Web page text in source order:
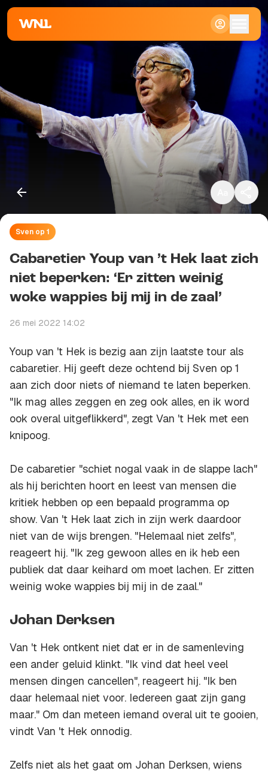
Klein
Standaard
Groot
Sven op 1
Cabaretier Youp van ’t Hek laat zich
niet beperken: ‘Er zitten weinig
woke wappies bij mij in de zaal’
26 mei 2022 14:02
Youp van 't Hek is bezig aan zijn laatste tour als
cabaretier. Hij geeft deze ochtend bij Sven op 1
aan zich door niets of niemand te laten beperken.
"Ik mag alles zeggen en zeg ook alles, en ik word
ook overal uitgeflikkerd", zegt Van 't Hek met een
knipoog.
De cabaretier "schiet nogal vaak in de slappe lach"
als hij berichten hoort en leest van mensen die
kritiek hebben op een bepaald programma op
show. Van 't Hek laat zich in zijn werk daardoor
niet van de wijs brengen. "Helemaal niet zelfs",
reageert hij. "Ik zeg gewoon alles en ik heb een
publiek dat daar keihard om moet lachen. Er zitten
weinig woke wappies bij mij in de zaal."
Johan Derksen
Van 't Hek ontkent niet dat er in de samenleving
een ander geluid klinkt. "Ik vind dat heel veel
mensen dingen cancellen", reageert hij. "Ik ben
daar helemaal niet voor. Iedereen gaat zijn gang
maar." Om dan meteen iemand overal uit te gooien,
vindt Van 't Hek onnodig.
Zelfs niet als het gaat om Johan Derksen, wiens